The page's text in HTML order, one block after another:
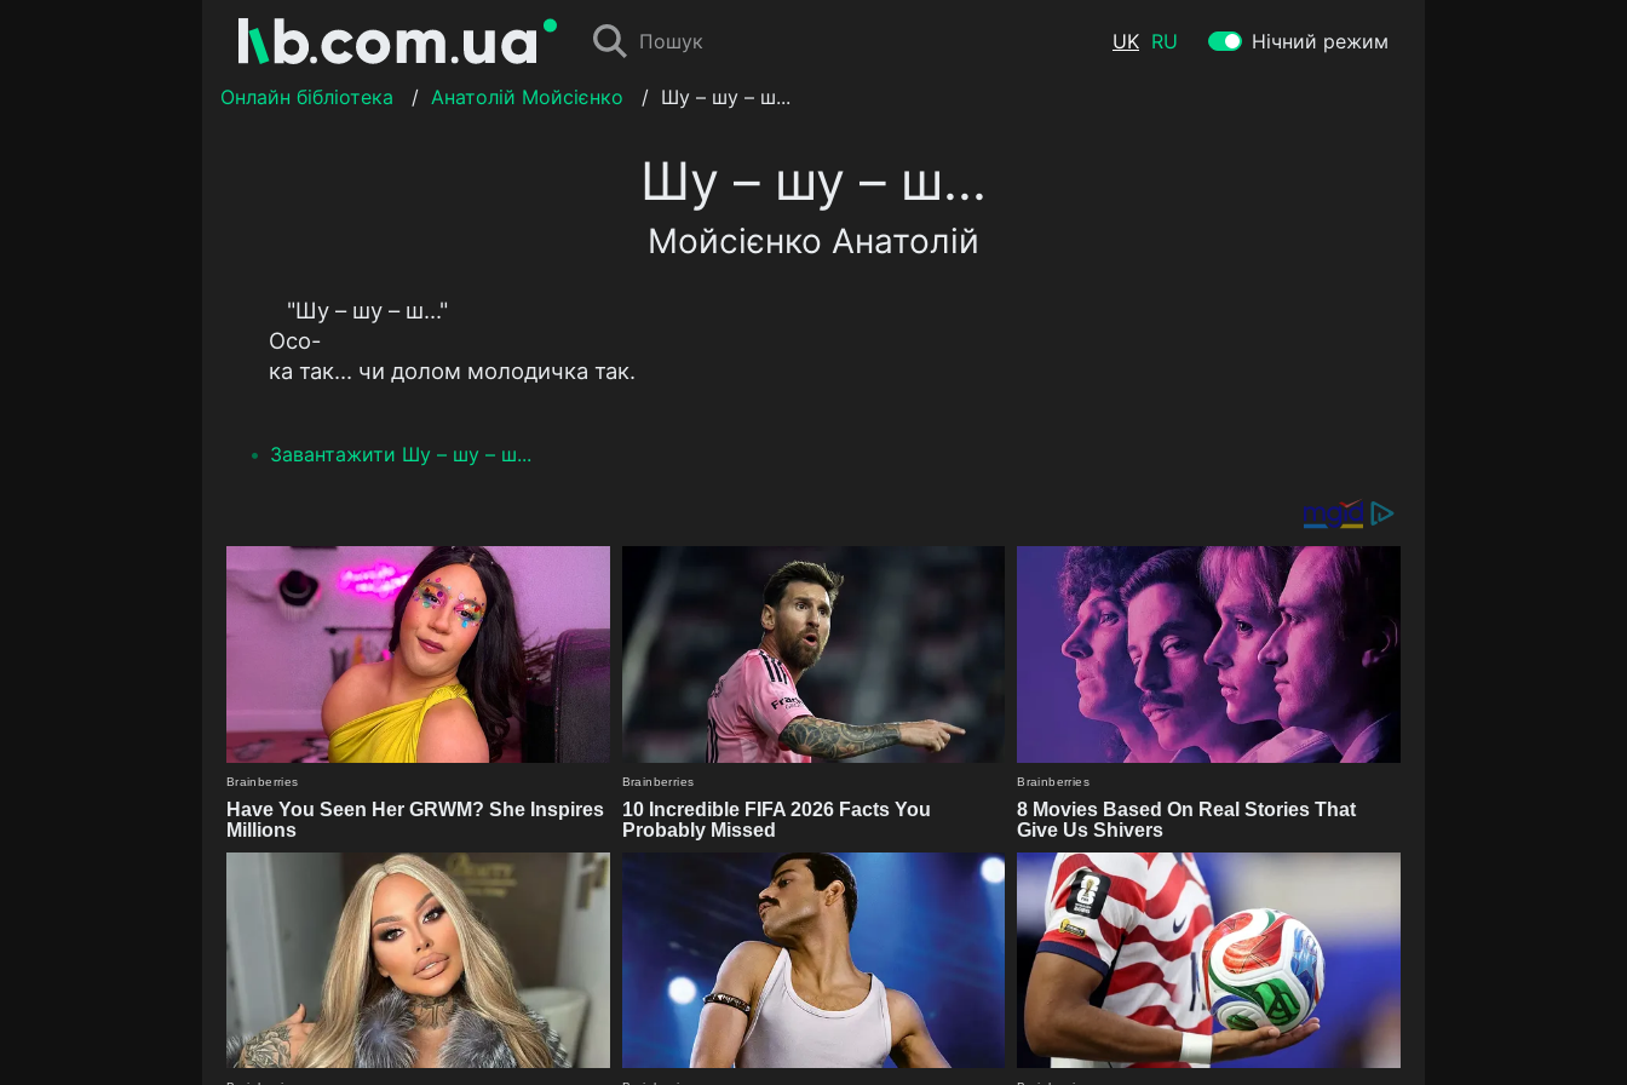
Пошук UK RU Нічний режим
Онлайн бібліотека / Анатолій Мойсієнко / Шу – шу – ш...
Шу – шу – ш...
Мойсієнко Анатолій
"Шу – шу – ш..."
Осо-
ка так... чи долом молодичка так.
Завантажити Шу – шу – ш...